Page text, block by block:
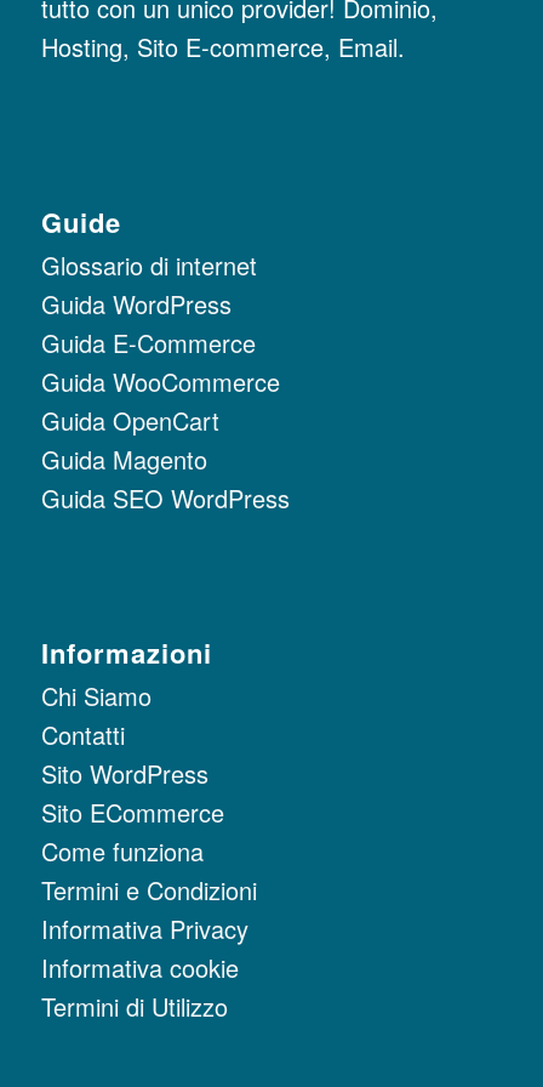
tutto con un unico provider! Dominio,
Hosting, Sito E-commerce, Email.
Guide
Glossario di internet
Guida WordPress
Guida E-Commerce
Guida WooCommerce
Guida OpenCart
Guida Magento
Guida SEO WordPress
Informazioni
Chi Siamo
Contatti
Sito WordPress
Sito ECommerce
Come funziona
Termini e Condizioni
Informativa Privacy
Informativa cookie
Termini di Utilizzo